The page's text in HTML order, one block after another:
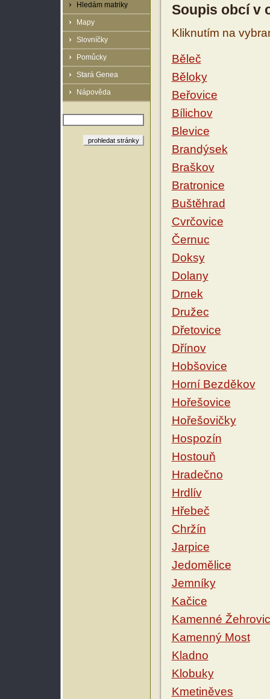
Hledám matriky
Mapy
Slovníčky
Pomůcky
Stará Genea
Nápověda
Soupis obcí v
Kliknutím na
Běleč
Běloky
Beřovice
Bílichov
Blevice
Brandýsek
Braškov
Bratronice
Buštěhrad
Cvrčovice
Černuc
Doksy
Dolany
Drnek
Družec
Dřetovice
Dřínov
Hobšovice
Horní Bezděkov
Hořešovice
Hořešovičky
Hospozín
Hostouň
Hradečno
Hrdlív
Hřebeč
Chržín
Jarpice
Jedomělice
Jemníky
Kačice
Kamenné
Kamenný Most
Kladno
Klobuky
Kmetiněves